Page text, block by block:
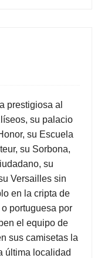
prestigiosa al
su palacio
su Escuela
su Sorbona,
su
Versailles sin
en la cripta de
portuguesa por
el equipo de
sus camisetas la
última localidad